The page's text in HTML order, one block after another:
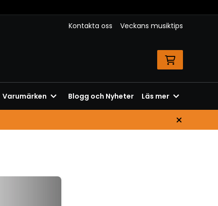
Kontakta oss Veckans musiktips
Varumärken Blogg och Nyheter Läs mer